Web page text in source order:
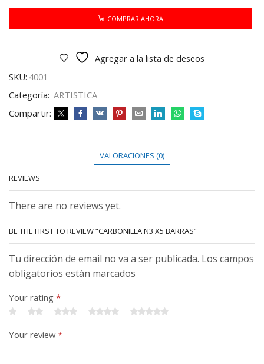
BARRAS
COMPRAR AHORA
Agregar a la lista de deseos
SKU: 4001
Categoría: ARTISTICA
Compartir:
VALORACIONES (0)
REVIEWS
There are no reviews yet.
BE THE FIRST TO REVIEW “CARBONILLA N3 X5 BARRAS”
Tu dirección de email no va a ser publicada. Los campos
obligatorios están marcados
Your rating *
Your review*